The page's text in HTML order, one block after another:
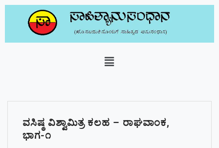
ವಸಿಷ್ಠ ವಿಶ್ವಾಮಿತ್ರ ಕಲಹ – ರಾಘವಾಂಕ,
ಭಾಗ-೧